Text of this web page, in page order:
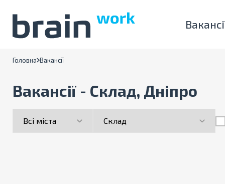
Головна Вакансії
Вакансії - Склад, Дніпро